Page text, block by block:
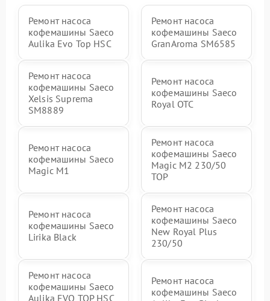
Ремонт насоса
кофемашины Saeco
Aulika Evo Top HSC
Ремонт насоса
кофемашины Saeco
GranAroma SM6585
Ремонт насоса
кофемашины Saeco
Xelsis Suprema
SM8889
Ремонт насоса
кофемашины Saeco
Royal OTC
Ремонт насоса
кофемашины Saeco
Magic M1
Ремонт насоса
кофемашины Saeco
Magic M2 230/50
TOP
Ремонт насоса
кофемашины Saeco
Lirika Black
Ремонт насоса
кофемашины Saeco
New Royal Plus
230/50
Ремонт насоса
кофемашины Saeco
Aulika EVO TOP HSC
Ремонт насоса
кофемашины Saeco